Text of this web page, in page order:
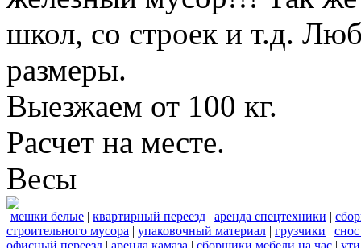
школ, со строек и т.д.
размеры.
Выезжаем от 100 кг.
Расчет на месте.
Весы
мешки белые | квартирный переезд | аренда спецтехники |
строительного мусора | упаковочный материал | грузчики |
офисный переезд | аренда камаза | сборщики мебели на час |